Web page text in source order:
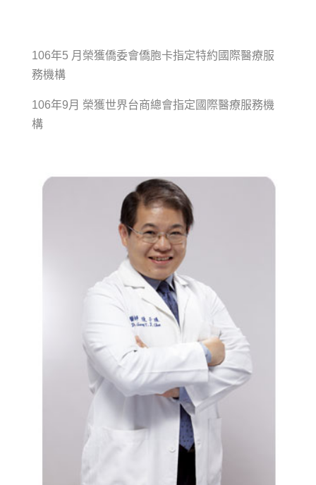
106年5 月榮獲僑委會僑胞卡指定特約國際醫療服
務機構
106年9月 榮獲世界台商總會指定國際醫療服務機
構